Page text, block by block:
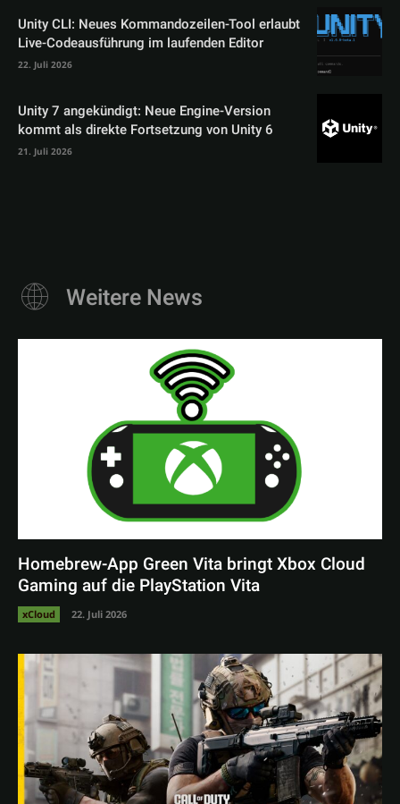
Unity CLI: Neues Kommandozeilen-Tool erlaubt
Live-Codeausführung im laufenden Editor
22. Juli 2026
Unity 7 angekündigt: Neue Engine-Version
kommt als direkte Fortsetzung von Unity 6
21. Juli 2026
Weitere News
Homebrew-App Green Vita bringt Xbox Cloud
Gaming auf die PlayStation Vita
xCloud 22. Juli 2026